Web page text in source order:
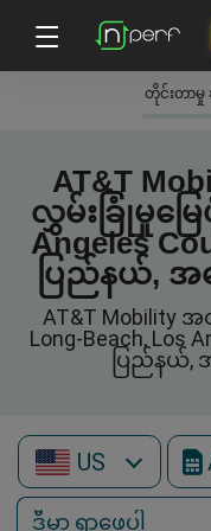
တိုင်းတာ
AT&T
လွှမ်းခြုံမှုမြေ
Angeles
ပြည်နယ်, အ
AT&T
Long-Beach, Los
ပြည်နယ်,
US